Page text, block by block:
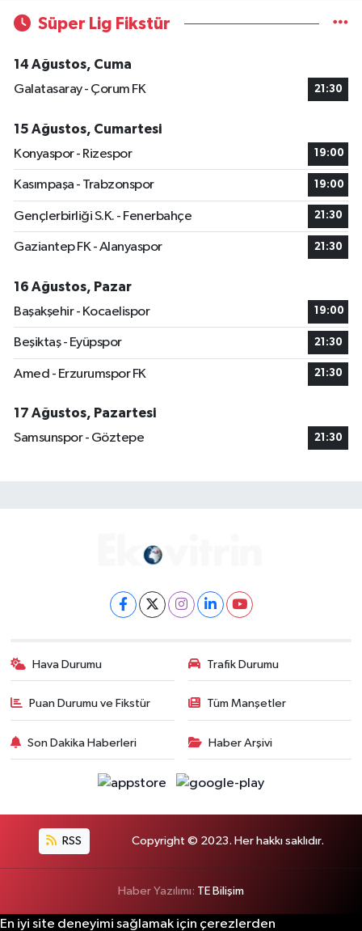
Süper Lig Fikstür
14 Ağustos, Cuma
Galatasaray - Çorum FK
21:30
15 Ağustos, Cumartesi
Konyaspor - Rizespor
19:00
Kasımpaşa - Trabzonspor 19:00
Gençlerbirliği S.K. - Fenerbahçe 21:30
Gaziantep FK - Alanyaspor 21:30
16 Ağustos, Pazar
Başakşehir - Kocaelispor
19:00
Beşiktaş - Eyüpspor 21:30
Amed - Erzurumspor FK 21:30
17 Ağustos, Pazartesi
Samsunspor - Göztepe
21:30
Hava Durumu Trafik Durumu
Puan Durumu ve Fikstür Tüm Manşetler
Son Dakika Haberleri Haber Arşivi
RSS Copyright © 2023. Her hakkı saklıdır.
Haber Yazılımı: TE Bilişim
En iyi site deneyimi sağlamak için çerezlerden